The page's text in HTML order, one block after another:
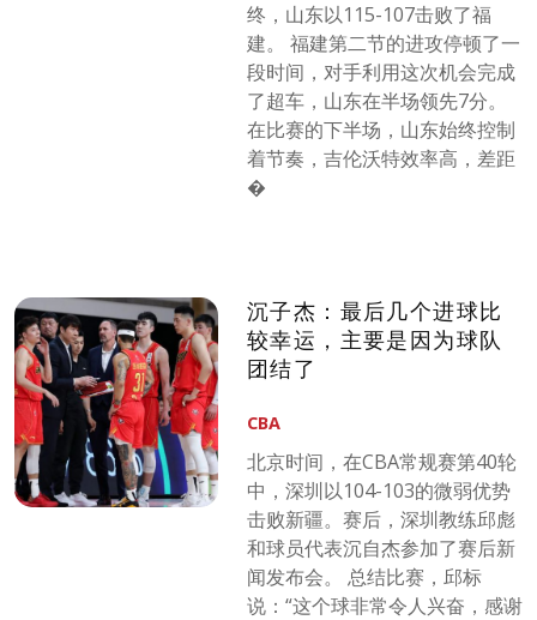
终，山东以115-107击败了福
建。 福建第二节的进攻停顿了一
段时间，对手利用这次机会完成
了超车，山东在半场领先7分。
在比赛的下半场，山东始终控制
着节奏，吉伦沃特效率高，差距
�
沉子杰：最后几个进球比
较幸运，主要是因为球队
团结了
CBA
北京时间，在CBA常规赛第40轮
中，深圳以104-103的微弱优势
击败新疆。赛后，深圳教练邱彪
和球员代表沉自杰参加了赛后新
闻发布会。 总结比赛，邱标
说：“这个球非常令人兴奋，感谢